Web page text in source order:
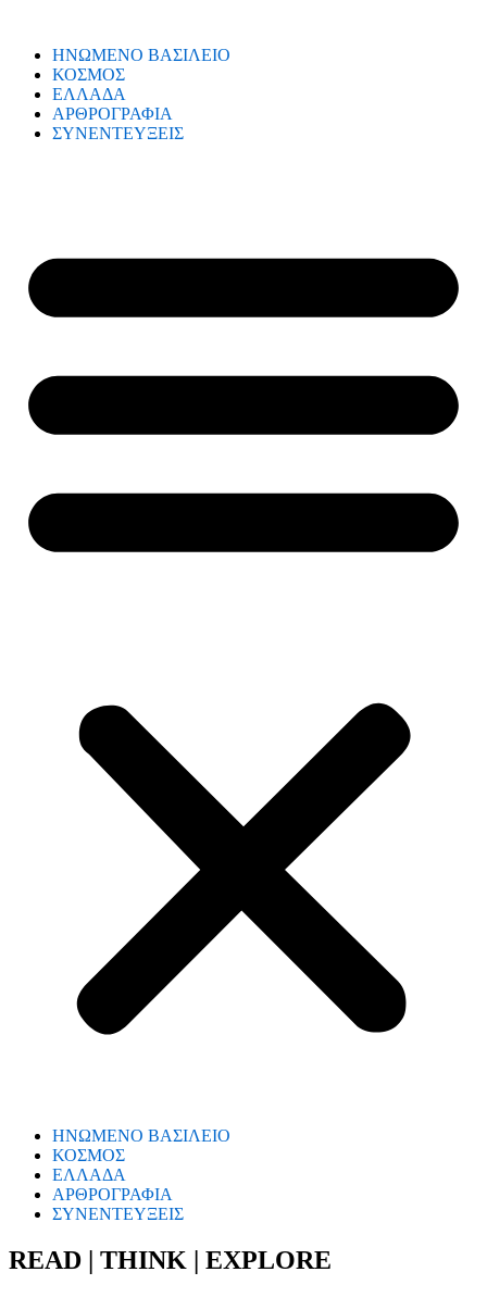
ΗΝΩΜΕΝΟ ΒΑΣΙΛΕΙΟ
ΚΟΣΜΟΣ
ΕΛΛΑΔΑ
ΑΡΘΡΟΓΡΑΦΙΑ
ΣΥΝΕΝΤΕΥΞΕΙΣ
ΗΝΩΜΕΝΟ ΒΑΣΙΛΕΙΟ
ΚΟΣΜΟΣ
ΕΛΛΑΔΑ
ΑΡΘΡΟΓΡΑΦΙΑ
ΣΥΝΕΝΤΕΥΞΕΙΣ
READ | THINK | EXPLORE